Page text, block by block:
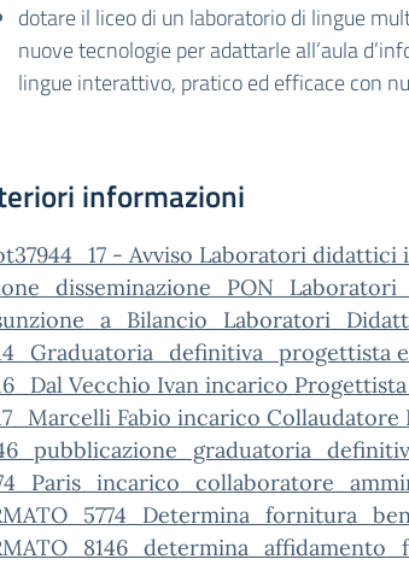
dotare il liceo di un laboratorio di lingue
nuove tecnologie per adattarle all’aula
lingue interattivo, pratico ed efficace con
informazioni
- Avviso Laboratori
Vecchio Ivan incarico Progettista
Fabio incarico Collaudatore